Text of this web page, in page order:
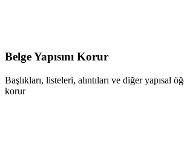
Belge Yapısını Korur
Başlıkları, listeleri, alıntıları ve diğer yapısal
korur